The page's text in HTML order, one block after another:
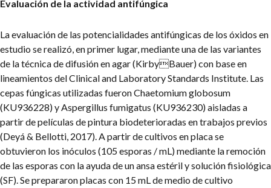
Evaluación de la actividad antifúngica
La evaluación de las potencialidades antifúngicas de los óxidos en
estudio se realizó, en primer lugar, mediante una de las variantes
de la técnica de difusión en agar (KirbyBauer) con base en
lineamientos del Clinical and Laboratory Standards Institute. Las
cepas fúngicas utilizadas fueron Chaetomium globosum
(KU936228) y Aspergillus fumigatus (KU936230) aisladas a
partir de películas de pintura biodeterioradas en trabajos previos
(Deyá & Bellotti, 2017). A partir de cultivos en placa se
obtuvieron los inóculos (105 esporas / mL) mediante la remoción
de las esporas con la ayuda de un ansa estéril y solución fisiológica
(SF). Se prepararon placas con 15 mL de medio de cultivo